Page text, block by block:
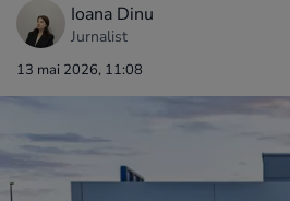
Ioana Dinu
Jurnalist
13 mai 2026, 11:08